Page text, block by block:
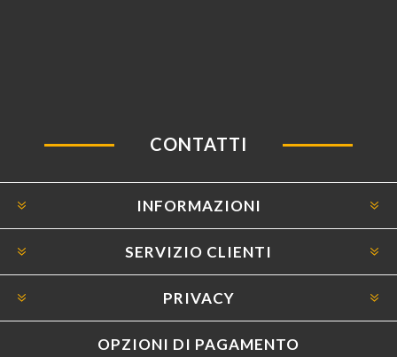
CONTATTI
INFORMAZIONI
SERVIZIO CLIENTI
PRIVACY
OPZIONI DI PAGAMENTO